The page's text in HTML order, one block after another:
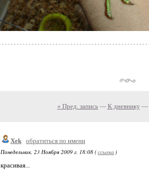
« Пред. запись— К дневнику —
Xek обратиться по имени
Понедельник, 23 Ноября 2009 г. 18:08 (ссылка )
красивая...